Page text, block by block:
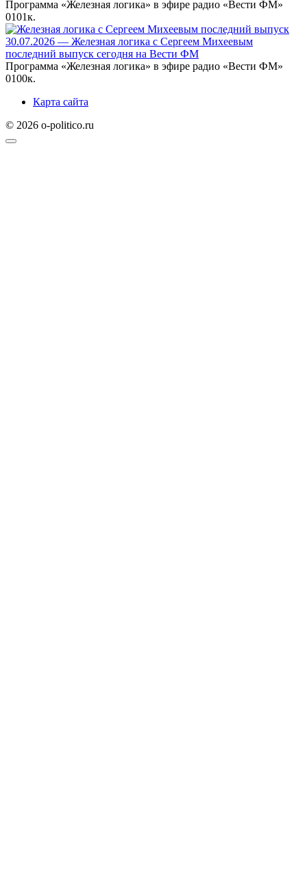
Программа «Железная логика» в эфире радио «Вести ФМ»
0101к.
30.07.2026 — Железная логика с Сергеем Михеевым
последний выпуск сегодня на Вести ФМ
Программа «Железная логика» в эфире радио «Вести ФМ»
0100к.
Карта сайта
© 2026 o-politico.ru